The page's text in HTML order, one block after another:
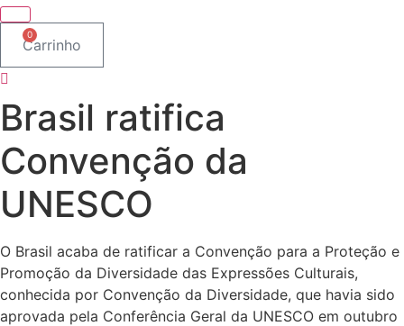
0
Carrinho
Brasil ratifica
Convenção da
UNESCO
O Brasil acaba de ratificar a Convenção para a Proteção e
Promoção da Diversidade das Expressões Culturais,
conhecida por Convenção da Diversidade, que havia sido
aprovada pela Conferência Geral da UNESCO em outubro